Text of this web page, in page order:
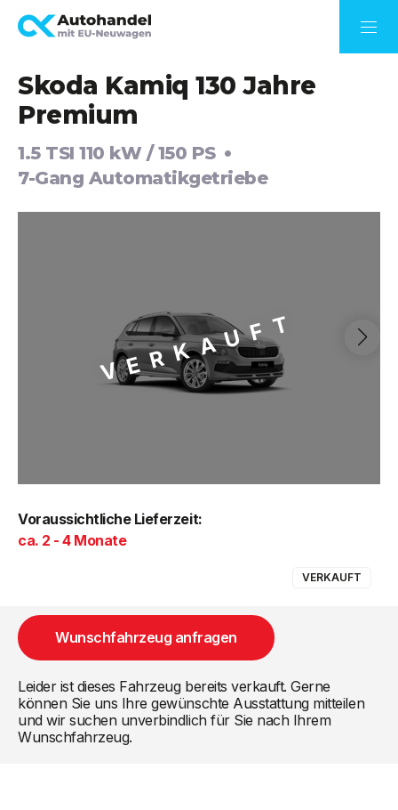
Skoda Kamiq 130 Jahre
Premium
1.5 TSI 110 kW / 150 PS
7-Gang Automatikgetriebe
VERKAUFT
Voraussichtliche Lieferzeit:
ca. 2 - 4 Monate
VERKAUFT
Wunschfahrzeug anfragen
Leider ist dieses Fahrzeug bereits verkauft. Gerne
können Sie uns Ihre gewünschte Ausstattung mitteilen
und wir suchen unverbindlich für Sie nach Ihrem
Wunschfahrzeug.